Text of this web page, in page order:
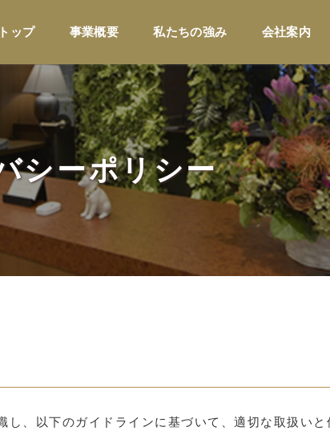
トップ 事業概要 私たちの強み 会社案内
シーポリシー
、以下のガイドラインに基づいて、適切な取扱い